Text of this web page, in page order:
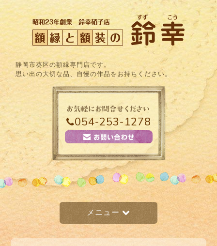
静岡市葵区の額縁専門店です。
思い出の大切な品、自慢の作品をお持ちください。
054-253-1278
メニュー